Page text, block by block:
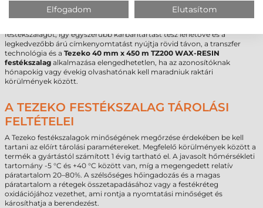
Ez a termék ideális választás olyan gyártó és logisztikai vállalatok
számára, ahol elvárás a nyomat dörzsöléssel szembeni ellenállása. Bár
festékszalagot, így egyszerűbb karbantartást tesz lehetővé és a
legkedvezőbb árú címkenyomtatást nyújtja rövid távon, a transzfer
technológia és a Tezeko 40 mm x 450 m TZ200 WAX-RESIN
festékszalag alkalmazása elengedhetetlen, ha az azonosítóknak
hónapokig vagy évekig olvashatónak kell maradniuk raktári
körülmények között.
A TEZEKO FESTÉKSZALAG TÁROLÁSI
FELTÉTELEI
A Tezeko festékszalagok minőségének megőrzése érdekében be kell
tartani az előírt tárolási paramétereket. Megfelelő körülmények között a
termék a gyártástól számított 1 évig tartható el. A javasolt hőmérsékleti
tartomány -5 °C és +40 °C között van, míg a megengedett relatív
páratartalom 20–80%. A szélsőséges hőingadozás és a magas
páratartalom a rétegek összetapadásához vagy a festékréteg
oxidációjához vezethet, ami rontja a nyomtatási minőséget és
károsíthatja a berendezést.
Elfogadom Elutasítom